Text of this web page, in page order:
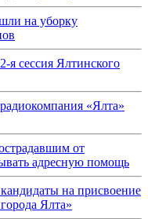
на уборку
я сессия Ялтинского
«Ялта»
от
адресную помощь
на присвоение
Ялта»